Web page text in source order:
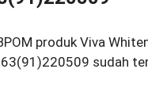
produk Viva
sudah